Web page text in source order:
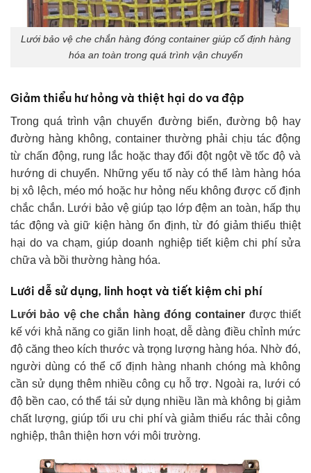
Lưới bảo vệ che chắn hàng đóng container giúp cố định hàng
hóa an toàn trong quá trình vận chuyển
Giảm thiểu hư hỏng và thiệt hại do va đập
Trong quá trình vận chuyển đường biển, đường bộ hay
đường hàng không, container thường phải chịu tác động
từ chấn động, rung lắc hoặc thay đổi đột ngột về tốc độ và
hướng di chuyển. Những yếu tố này có thể làm hàng hóa
bị xô lệch, méo mó hoặc hư hỏng nếu không được cố định
chắc chắn. Lưới bảo vệ giúp tạo lớp đệm an toàn, hấp thụ
tác động và giữ kiện hàng ổn định, từ đó giảm thiểu thiệt
hại do va chạm, giúp doanh nghiệp tiết kiệm chi phí sửa
chữa và bồi thường hàng hóa.
Lưới dễ sử dụng, linh hoạt và tiết kiệm chi phí
Lưới bảo vệ che chắn hàng đóng container được thiết
kế với khả năng co giãn linh hoạt, dễ dàng điều chỉnh mức
độ căng theo kích thước và trọng lượng hàng hóa. Nhờ đó,
người dùng có thể cố định hàng nhanh chóng mà không
cần sử dụng thêm nhiều công cụ hỗ trợ. Ngoài ra, lưới có
độ bền cao, có thể tái sử dụng nhiều lần mà không bị giảm
chất lượng, giúp tối ưu chi phí và giảm thiểu rác thải công
nghiệp, thân thiện hơn với môi trường.